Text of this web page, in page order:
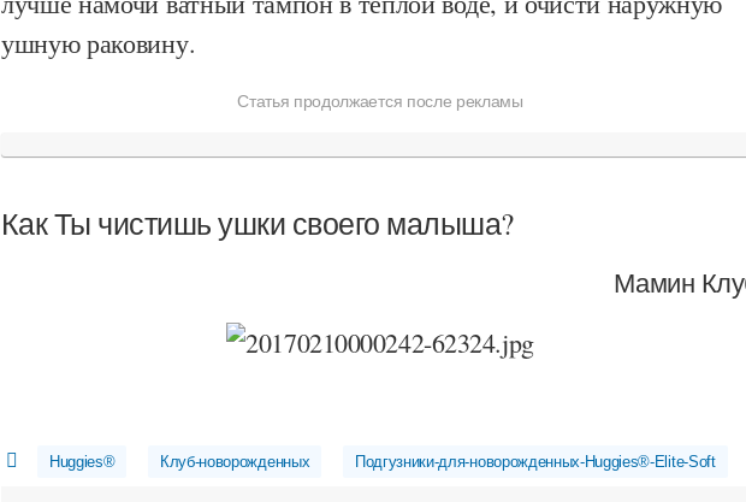
ушную раковину.
Статья продолжается после рекламы
Как Ты чистишь ушки своего малыша?
Мамин
Huggies® Клуб-новорожденных Подгузники-для-новорожденных-Huggies®-Elite-Soft